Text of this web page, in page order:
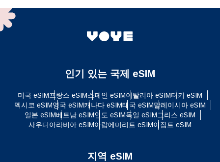
인기 있는 국제 eSIM
미국 eSIM프랑스 eSIM스페인 eSIM이탈리아 eSIM터키 eSIM
멕시코 eSIM영국 eSIM캐나다 eSIM태국 eSIM말레이시아 eSIM
일본 eSIM베트남 eSIM인도 eSIM독일 eSIM그리스 eSIM
사우디아라비아 eSIM아랍에미리트 eSIM이집트 eSIM
지역 eSIM